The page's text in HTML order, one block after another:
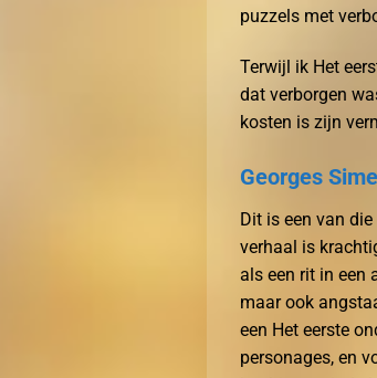
puzzels met
Terwijl ik Het
dat verborgen
kosten is zijn
Georges
Dit is een van
verhaal is
als een rit in een
maar ook
een Het eerste
personages, en